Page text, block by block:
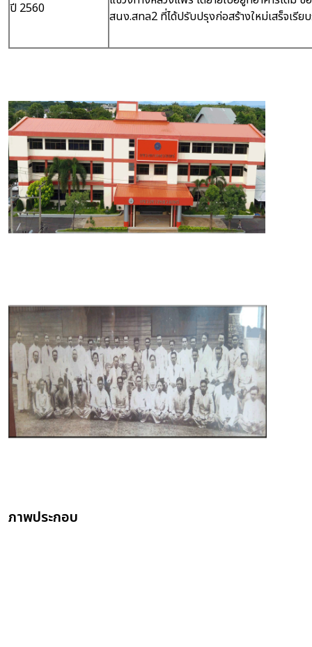
ปี 2560
สนง.สทล2 ที่ได้ปรับปรุงก่อสร้างใหม่เสร็จเรีย
ภาพประกอบ